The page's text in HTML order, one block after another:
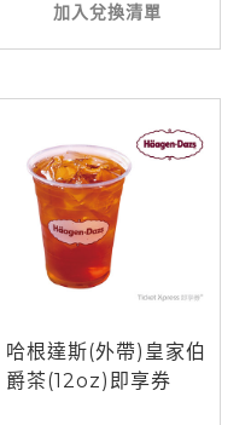
加入兌換清單
哈根達斯(外帶)皇家伯
爵茶(12oz)即享券